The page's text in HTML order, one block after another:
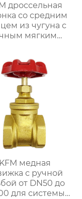
дроссельная
со средним
из чугуна с
мягким
водяного
отопления
медная
с ручной
от DN50 до
для системы